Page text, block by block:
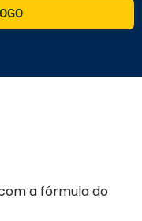
a fórmula do